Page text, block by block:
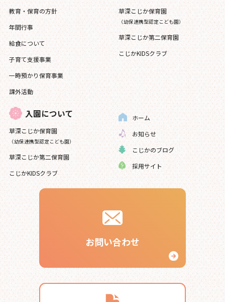
教育・保育の方針
年間行事
給食について
子育て支援事業
一時預かり保育事業
課外活動
草深こじか保育園
（幼保連携型認定こども園）
草深こじか第二保育園
こじかKIDSクラブ
入園について
草深こじか保育園
（幼保連携型認定こども園）
草深こじか第二保育園
こじかKIDSクラブ
ホーム
お知らせ
こじかのブログ
採用サイト
お問い合わせ